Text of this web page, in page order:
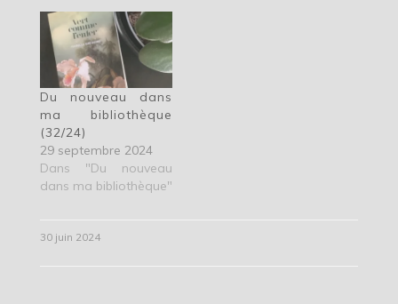
Du nouveau dans
ma bibliothèque
(32/24)
29 septembre 2024
Dans "Du nouveau
dans ma bibliothèque"
30 juin 2024